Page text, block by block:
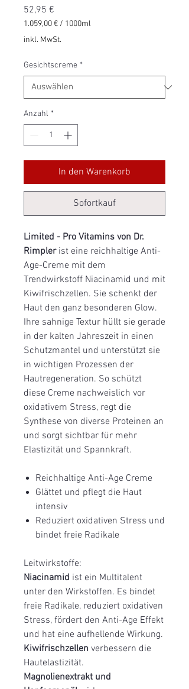
52,95 €
1.059,00 € / 1000ml
1.059,00 €
Milliliter
inkl. MwSt.
Gesichtscreme *
Anzahl *
In den Warenkorb
Sofortkauf
Limited - Pro Vitamins von Dr.
Rimplerist eine reichhaltige Anti-
Age-Creme mit dem
Trendwirkstoff Niacinamid und mit
Kiwifrischzellen. Sie schenkt der
Haut den ganz besonderen Glow.
Ihre sahnige Textur hüllt sie gerade
in der kalten Jahreszeit in einen
Schutzmantel und unterstützt sie
in wichtigen Prozessen der
Hautregeneration. So schützt
diese Creme nachweislich vor
oxidativem Stress, regt die
Synthese von diverse Proteinen an
und sorgt sichtbar für mehr
Elastizität und Spannkraft.
Reichhaltige Anti-Age Creme
Glättet und pflegt die Haut
intensiv
Reduziert oxidativen Stress und
bindet freie Radikale
Leitwirkstoffe:
Niacinamid ist ein Multitalent
unter den Wirkstoffen. Es bindet
freie Radikale, reduziert oxidativen
Stress, fördert den Anti-Age Effekt
und hat eine aufhellende Wirkung.
Kiwifrischzellen verbessern die
Hautelastizität.
Magnolienextrakt und